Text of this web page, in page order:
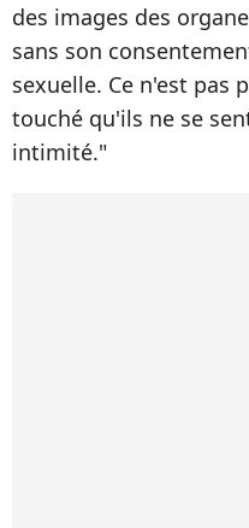
des images des
sans son
sexuelle. Ce n'est pas
touché qu'ils ne se
intimité."